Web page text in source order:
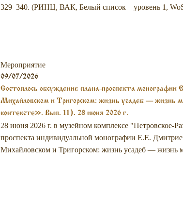
329–340. (РИНЦ, ВАК, Белый список – уровень 1,
Мероприятие
09/07/2026
Состоялось обсуждение плана-проспекта
Михайловском и Тригорском: жизнь усадеб — жизнь
контексте». Вып. 11). 28 июня 2026 г.
28 июня 2026 г. в музейном комплексе "Петровское-
проспекта индивидуальной монографии Е.Е.
Михайловском и Тригорском: жизнь усадеб — жизнь